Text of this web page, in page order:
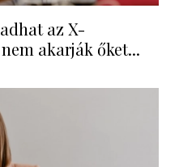
az X-
akarják őket...